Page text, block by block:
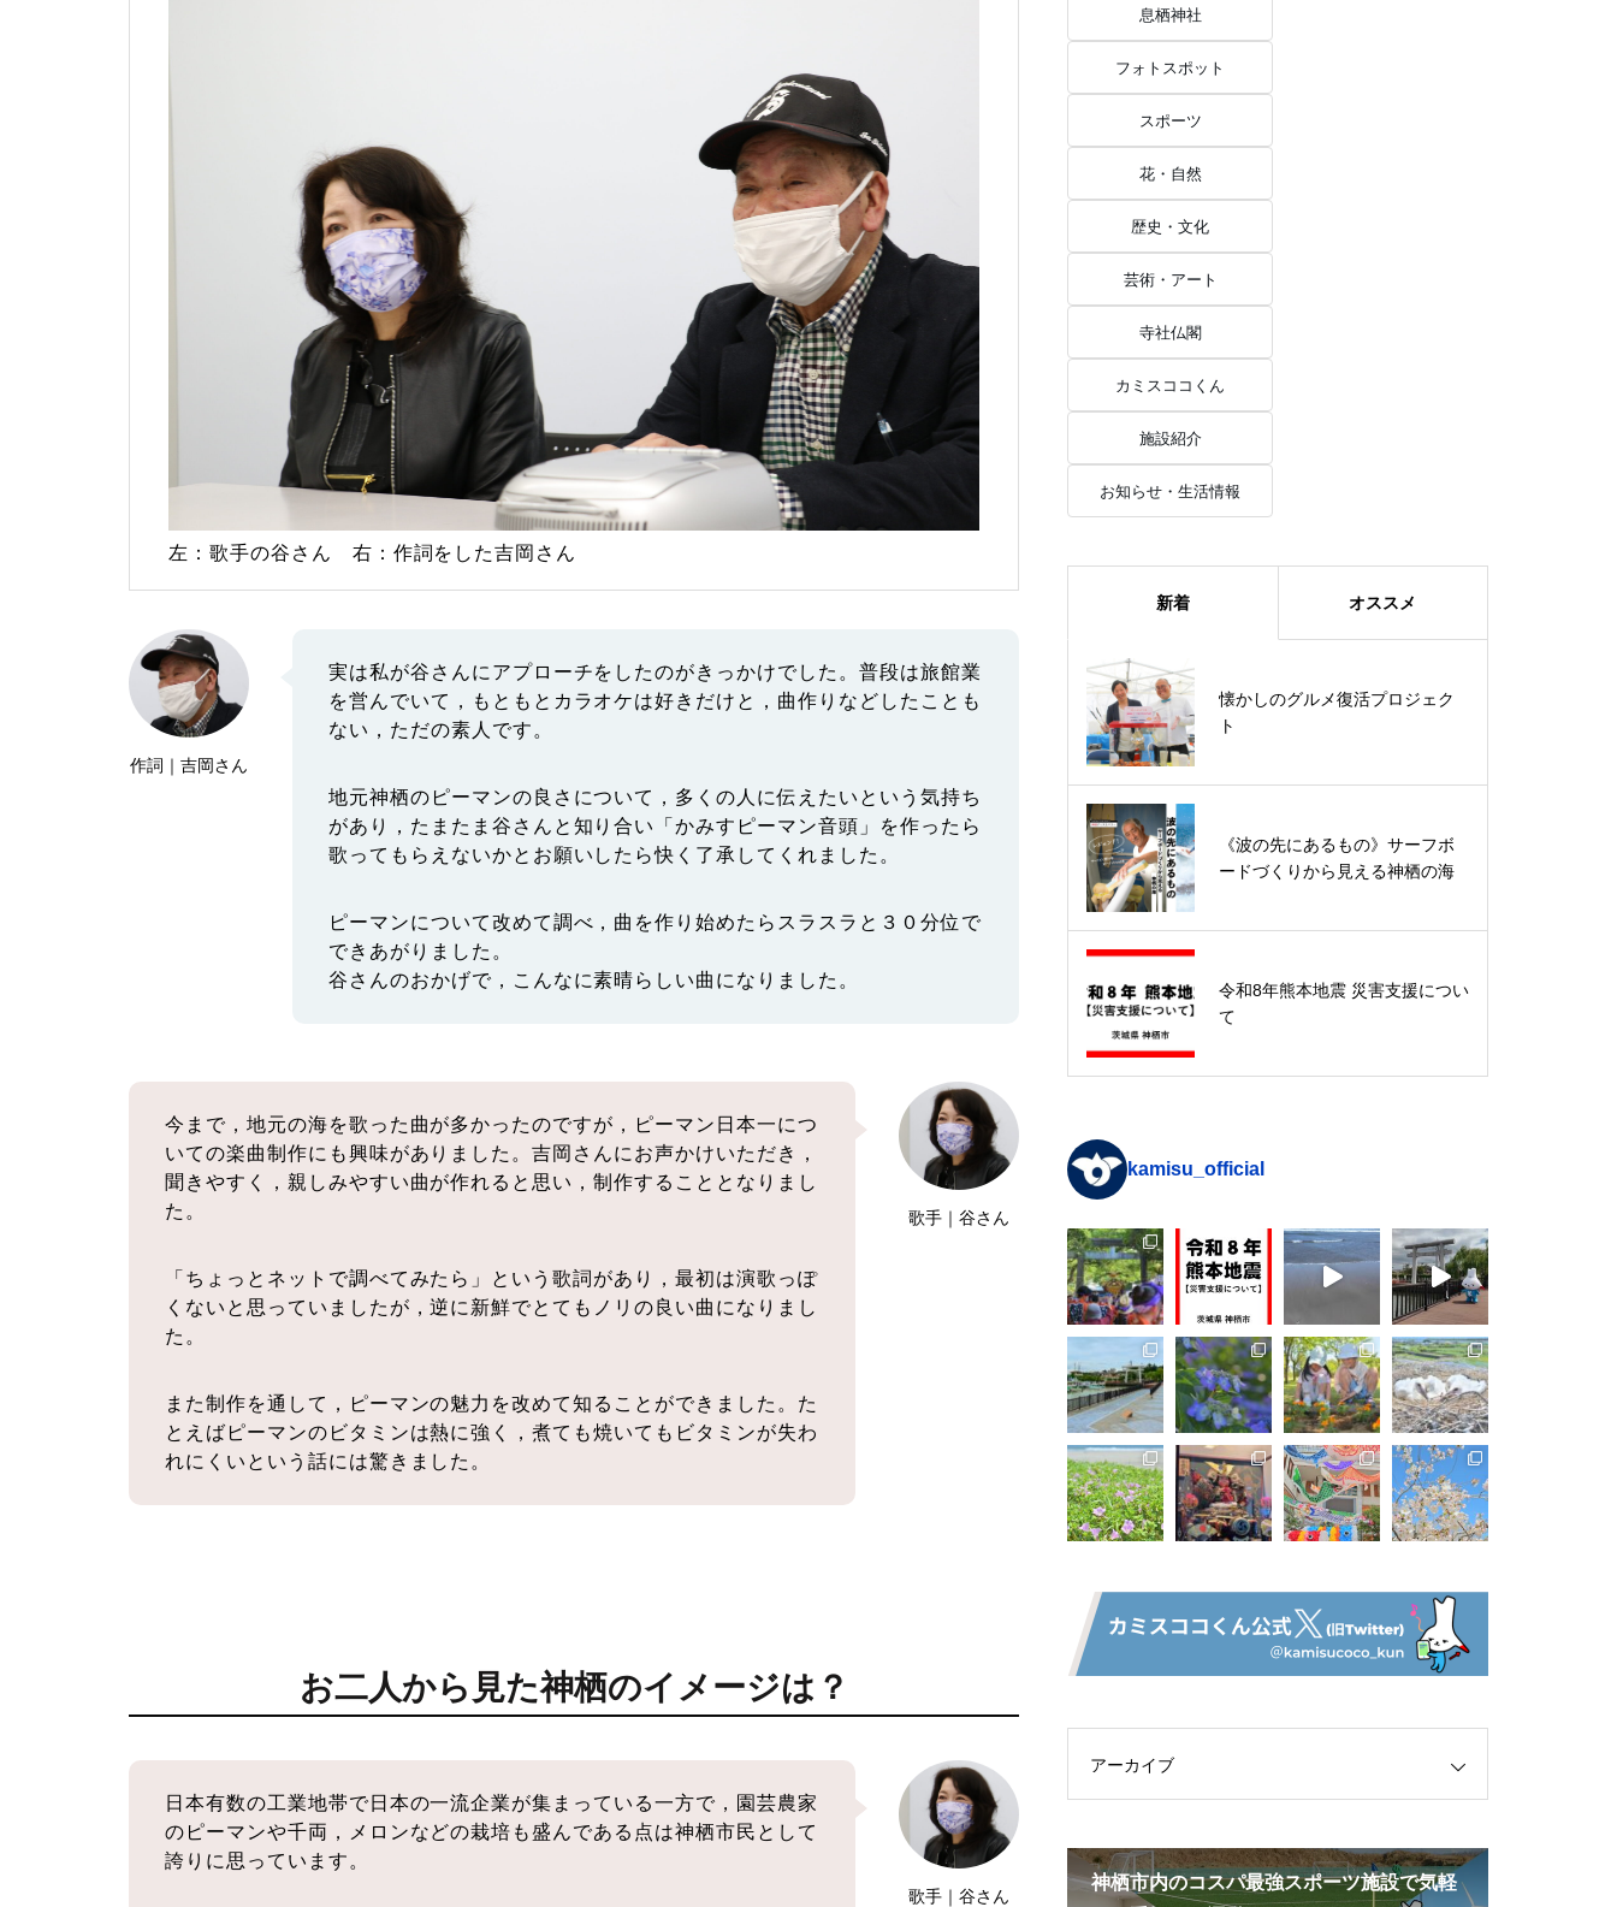
左：歌手の谷さん 右：作詞をした吉岡さん
作詞｜吉岡さん
実は私が谷さんにアプローチをしたのがきっかけでした。普段は旅館業
を営んでいて，もともとカラオケは好きだけと，曲作りなどしたことも
ない，ただの素人です。
地元神栖のピーマンの良さについて，多くの人に伝えたいという気持ち
があり，たまたま谷さんと知り合い「かみすピーマン音頭」を作ったら
歌ってもらえないかとお願いしたら快く了承してくれました。
ピーマンについて改めて調べ，曲を作り始めたらスラスラと３０分位で
できあがりました。
谷さんのおかげで，こんなに素晴らしい曲になりました。
歌手｜谷さん
今まで，地元の海を歌った曲が多かったのですが，ピーマン日本一につ
いての楽曲制作にも興味がありました。吉岡さんにお声かけいただき，
聞きやすく，親しみやすい曲が作れると思い，制作することとなりまし
た。
「ちょっとネットで調べてみたら」という歌詞があり，最初は演歌っぽ
くないと思っていましたが，逆に新鮮でとてもノリの良い曲になりまし
た。
また制作を通して，ピーマンの魅力を改めて知ることができました。た
とえばピーマンのビタミンは熱に強く，煮ても焼いてもビタミンが失わ
れにくいという話には驚きました。
お二人から見た神栖のイメージは？
歌手｜谷さん
日本有数の工業地帯で日本の一流企業が集まっている一方で，園芸農家
のピーマンや千両，メロンなどの栽培も盛んである点は神栖市民として
誇りに思っています。
息栖神社
フォトスポット
スポーツ
花・自然
歴史・文化
芸術・アート
寺社仏閣
カミスココくん
施設紹介
お知らせ・生活情報
新着 オススメ
懐かしのグルメ復活プロジェク
ト
《波の先にあるもの》サーフボ
ードづくりから見える神栖の海
令和8年熊本地震 災害支援につい
て
《波の先にあるもの》サーフボー
ドづくりから見える神栖の海
令和8年熊本地震 災害支援につい
て
入館無料なのに超本格！歴史民俗
資料館「恐竜展」特集
kamisu_official
アーカイブ
神栖市内のコスパ最強スポーツ施設で気軽